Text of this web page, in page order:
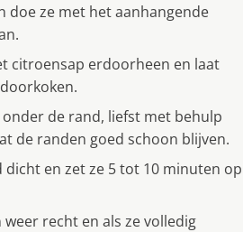
doe ze met het aanhangende
citroensap erdoorheen en laat
de rand, liefst met behulp
de randen goed schoon blijven.
en zet ze 5 tot 10 minuten op
recht en als ze volledig